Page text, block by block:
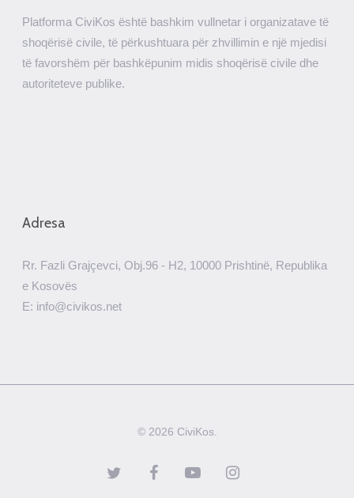
Platforma CiviKos është bashkim vullnetar i organizatave të
shoqërisë civile, të përkushtuara për zhvillimin e një mjedisi
të favorshëm për bashkëpunim midis shoqërisë civile dhe
autoriteteve publike.
Adresa
Rr. Fazli Grajçevci, Obj.96 - H2, 10000 Prishtinë, Republika
e Kosovës
E: info@civikos.net
© 2026 CiviKos.
twitter facebookyoutube instagram